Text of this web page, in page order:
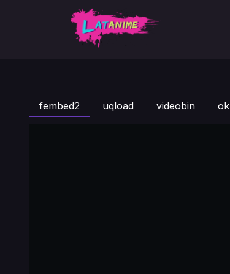
fembed2 uqload videobin ok